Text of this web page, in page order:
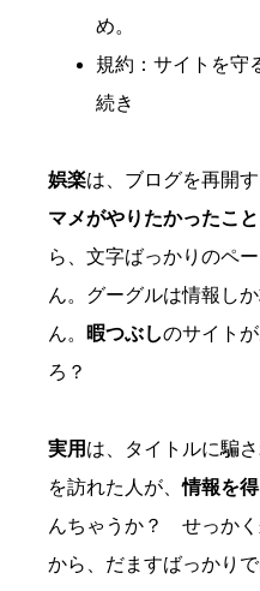
め。
規約：サイトを守
続き
娯楽は、ブログを再開
マメがやりたかったこと
ら、文字ばっかりのペ
ん。グーグルは情報し
ん。
暇つぶしのサイト
ろ？
実用 は、タイトルに騙
を訪れた人が、情報を
んちゃうか？ せっか
から、だますばっかり